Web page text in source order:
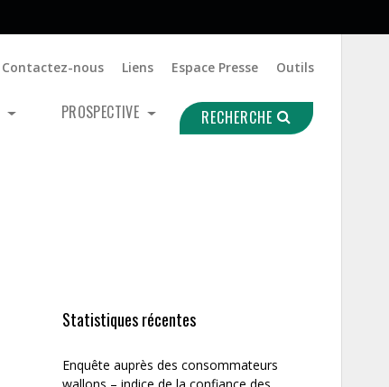
Contactez-nous Liens Espace Presse Outils
PROSPECTIVE RECHERCHE
Statistiques récentes
Enquête auprès des consommateurs